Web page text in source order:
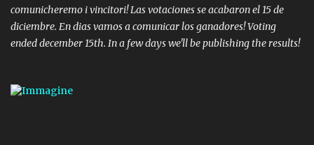
comunicheremo i vincitori! Las votaciones se acabaron el 15 de
diciembre. En dias vamos a comunicar los ganadores! Voting
ended december 15th. In a few days we'll be publishing the results!